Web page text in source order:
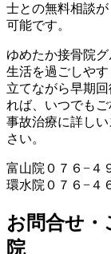
士との無料相談が
可能です。
ゆめたか接骨院
生活を過ごしや
立てながら早期
れば、いつでも
事故治療に詳し
さい。
富山院０７６−４
環水院０７６−４
お問合せ・
院